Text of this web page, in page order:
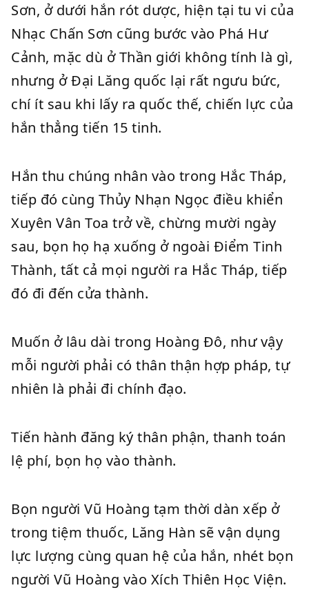
Sơn, ở dưới hắn rót dược, hiện tại tu vi của
Nhạc Chấn Sơn cũng bước vào Phá Hư
Cảnh, mặc dù ở Thần giới không tính là gì,
nhưng ở Đại Lăng quốc lại rất ngưu bức,
chí ít sau khi lấy ra quốc thế, chiến lực của
hắn thẳng tiến 15 tinh.
Hắn thu chúng nhân vào trong Hắc Tháp,
tiếp đó cùng Thủy Nhạn Ngọc điều khiển
Xuyên Vân Toa trở về, chừng mười ngày
sau, bọn họ hạ xuống ở ngoài Điểm Tinh
Thành, tất cả mọi người ra Hắc Tháp, tiếp
đó đi đến cửa thành.
Muốn ở lâu dài trong Hoàng Đô, như vậy
mỗi người phải có thân thận hợp pháp, tự
nhiên là phải đi chính đạo.
Tiến hành đăng ký thân phận, thanh toán
lệ phí, bọn họ vào thành.
Bọn người Vũ Hoàng tạm thời dàn xếp ở
trong tiệm thuốc, Lăng Hàn sẽ vận dụng
lực lượng cùng quan hệ của hắn, nhét bọn
người Vũ Hoàng vào Xích Thiên Học Viện.